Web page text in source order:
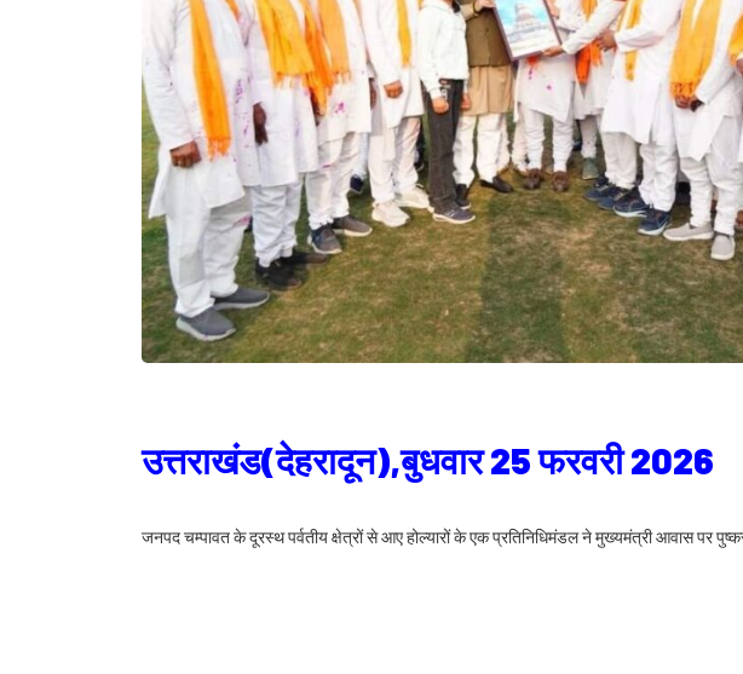
उत्तराखंड(देहरादून),बुधवार 25 फरवरी 2026
जनपद चम्पावत के दूरस्थ पर्वतीय क्षेत्रों से आए होल्यारों के एक प्रतिनिधिमंडल ने मुख्यमंत्री आवास पर